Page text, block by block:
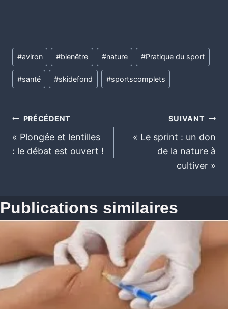
#aviron #bienêtre #nature #Pratique du sport
#santé #skidefond #sportscomplets
PRÉCÉDENT
« Plongée et lentilles
: le débat est ouvert !
SUIVANT
« Le sprint : un don
de la nature à
cultiver »
Publications similaires